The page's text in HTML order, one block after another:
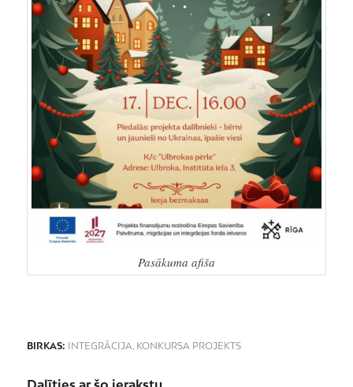
Pasākuma afiša
BIRKAS: INTEGRĀCIJA, KONKURSA PROJEKTS